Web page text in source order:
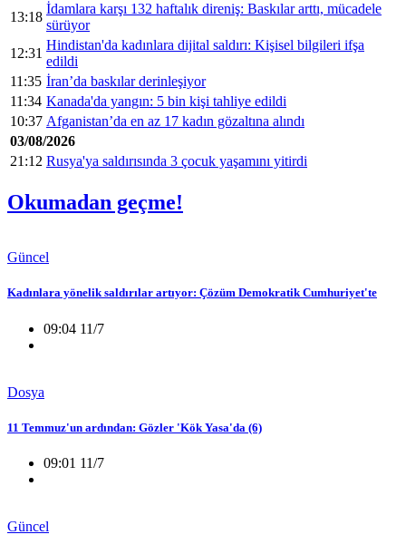
13:18
İdamlara karşı 132 haftalık direniş: Baskılar arttı, mücadele
sürüyor
12:31
Hindistan'da kadınlara dijital saldırı: Kişisel bilgileri ifşa
edildi
11:35 İran’da baskılar derinleşiyor
11:34 Kanada'da yangın: 5 bin kişi tahliye edildi
10:37 Afganistan’da en az 17 kadın gözaltına alındı
03/08/2026
21:12 Rusya'ya saldırısında 3 çocuk yaşamını yitirdi
Okumadan geçme!
Güncel
Kadınlara yönelik saldırılar artıyor: Çözüm Demokratik Cumhuriyet'te
09:04 11/7
Dosya
11 Temmuz'un ardından: Gözler 'Kök Yasa'da (6)
09:01 11/7
Güncel